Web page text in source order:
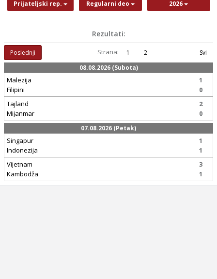
Prijateljski rep. Regularni deo 2026
Rezultati:
Poslednji Strana: 1 2
Svi
08.08.2026 (Subota)
Malezija
Filipini
1
0
Tajland
Mijanmar
2
0
07.08.2026 (Petak)
Singapur
Indonezija
1
1
Vijetnam
Kambodža
3
1